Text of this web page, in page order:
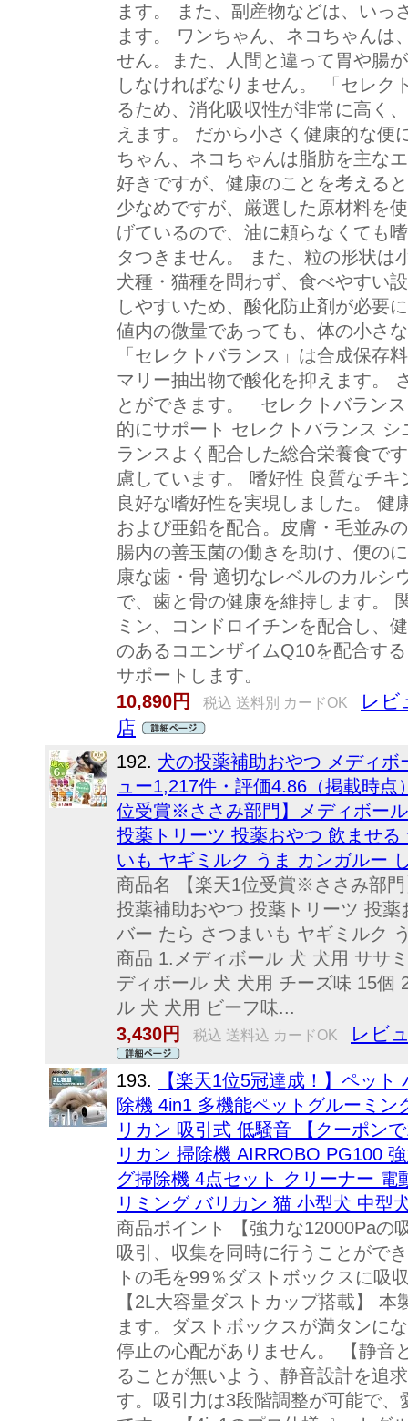
ます。 また、副産物などは、いっ
ます。 ワンちゃん、ネコちゃんは
せん。また、人間と違って胃や腸
しなければなりません。 「セレク
るため、消化吸収性が非常に高く
えます。 だから小さく健康的な便
ちゃん、ネコちゃんは脂肪を主な
好きですが、健康のことを考える
少なめですが、厳選した原材料を
げているので、油に頼らなくても
タつきません。 また、粒の形状は
犬種・猫種を問わず、食べやすい
しやすいため、酸化防止剤が必要
値内の微量であっても、体の小さ
「セレクトバランス」は合成保存
マリー抽出物で酸化を抑えます。
とができます。 セレクトバラ
的にサポート セレクトバランス
ランスよく配合した総合栄養食で
慮しています。 嗜好性 良質なチ
良好な嗜好性を実現しました。 健
および亜鉛を配合。皮膚・毛並み
腸内の善玉菌の働きを助け、便の
康な歯・骨 適切なレベルのカルシ
で、歯と骨の健康を維持します。
ミン、コンドロイチンを配合し、
のあるコエンザイムQ10を配合す
サポートします。
10,890円
税込 送料別 カードOK
レビ
店
192. 犬の投薬補助おやつ メディ
ュー1,217件・評価4.86（掲載時
位受賞※ささみ部門】メディボー
投薬トリーツ 投薬おやつ 飲ませ
いも ヤギミルク うま カンガルー
商品名 【楽天1位受賞※ささみ部
投薬補助おやつ 投薬トリーツ 投
バー たら さつまいも ヤギミルク
商品 1.メディボール 犬 犬用 ササ
ディボール 犬 犬用 チーズ味 15個
ル 犬 犬用 ビーフ味...
3,430円
税込 送料込 カードOK レビ
193.
【楽天1位5冠達成！】ペッ
除機 4in1 多機能ペットグルーミ
リカン 吸引式 低騒音 【クーポン
リカン 掃除機 AIRROBO PG100
グ掃除機 4点セット クリーナー
リミング バリカン 猫 小型犬 中型
商品ポイント 【強力な12000Paの
吸引、収集を同時に行うことがで
トの毛を99％ダストボックスに吸
【2L大容量ダストカップ搭載】
ます。ダストボックスが満タンに
停止の心配がありません。 【静音
ることが無いよう、静音設計を追
す。吸引力は3段階調整が可能で